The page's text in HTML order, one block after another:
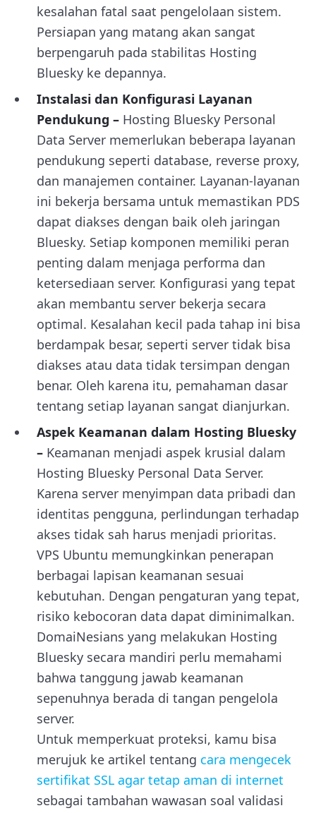
kesalahan fatal saat pengelolaan sistem.
Persiapan yang matang akan sangat
berpengaruh pada stabilitas Hosting
Bluesky ke depannya.
Instalasi dan Konfigurasi Layanan
Pendukung – Hosting Bluesky Personal
Data Server memerlukan beberapa layanan
pendukung seperti database, reverse proxy,
dan manajemen container. Layanan-layanan
ini bekerja bersama untuk memastikan PDS
dapat diakses dengan baik oleh jaringan
Bluesky. Setiap komponen memiliki peran
penting dalam menjaga performa dan
ketersediaan server. Konfigurasi yang tepat
akan membantu server bekerja secara
optimal. Kesalahan kecil pada tahap ini bisa
berdampak besar, seperti server tidak bisa
diakses atau data tidak tersimpan dengan
benar. Oleh karena itu, pemahaman dasar
tentang setiap layanan sangat dianjurkan.
Aspek Keamanan dalam Hosting Bluesky
– Keamanan menjadi aspek krusial dalam
Hosting Bluesky Personal Data Server.
Karena server menyimpan data pribadi dan
identitas pengguna, perlindungan terhadap
akses tidak sah harus menjadi prioritas.
VPS Ubuntu memungkinkan penerapan
berbagai lapisan keamanan sesuai
kebutuhan. Dengan pengaturan yang tepat,
risiko kebocoran data dapat diminimalkan.
DomaiNesians yang melakukan Hosting
Bluesky secara mandiri perlu memahami
bahwa tanggung jawab keamanan
sepenuhnya berada di tangan pengelola
server.
Untuk memperkuat proteksi, kamu bisa
merujuk ke artikel tentang cara mengecek
sertifikat SSL agar tetap aman di internet
sebagai tambahan wawasan soal validasi